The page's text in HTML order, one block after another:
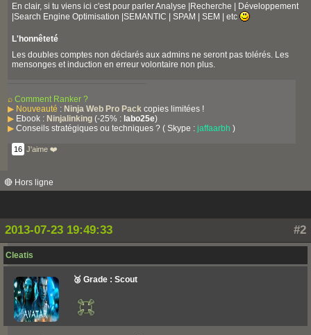
En clair, si tu viens ici c'est pour parler Analyse |Recherche | Développement
|Search Engine Optimisation |SEMANTIC | SPAM | SEM | etc
L'honnêteté
Les doubles comptes non déclarés aux admins ne seront pas tolérés. Les
mensonges et induction en erreur volontaire non plus.
⌕ Comment Ranker ?
▶ Nouveauté : Ninja Web Pro Pack copies limitées !
▶ Ebook : Ninjalinking (-25% : labo25e)
▶ Conseils stratégiques ou techniques ? ( Skype : jaffaarbh )
16 J'aime ❤️
🔴 Hors ligne
#2
2013-07-23 19:49:33
Cleatis
🥉 Grade : Scout